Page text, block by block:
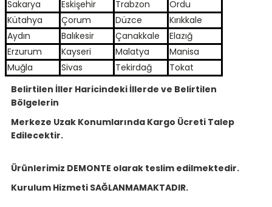
Sakarya
Eskişehir Trabzon
Ordu
Kütahya
Çorum Düzce
Kırıkkale
Aydın
Balıkesir Çanakkale
Elazığ
Erzurum
Kayseri Malatya
Manisa
Muğla
Sivas Tekirdağ
Tokat
Belirtilen İller Haricindeki İllerde ve Belirtilen
Bölgelerin
Merkeze Uzak Konumlarında Kargo Ücreti Talep
Edilecektir.
Ürünlerimiz DEMONTE olarak teslim edilmektedir.
Kurulum Hizmeti SAĞLANMAMAKTADIR.